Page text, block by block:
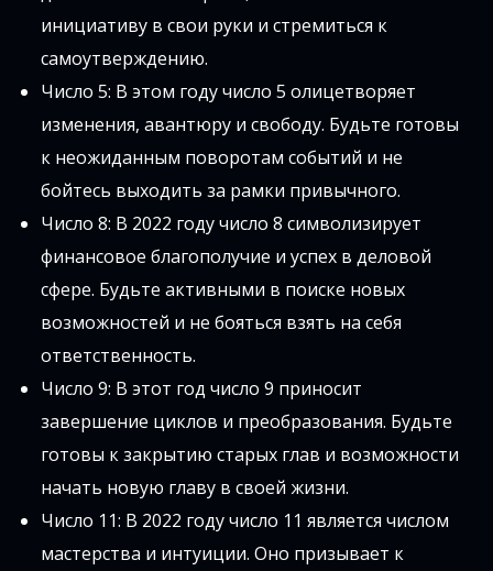
инициативу в свои руки и стремиться к
самоутверждению.
Число 5: В этом году число 5 олицетворяет
изменения, авантюру и свободу. Будьте готовы
к неожиданным поворотам событий и не
бойтесь выходить за рамки привычного.
Число 8: В 2022 году число 8 символизирует
финансовое благополучие и успех в деловой
сфере. Будьте активными в поиске новых
возможностей и не бояться взять на себя
ответственность.
Число 9: В этот год число 9 приносит
завершение циклов и преобразования. Будьте
готовы к закрытию старых глав и возможности
начать новую главу в своей жизни.
Число 11: В 2022 году число 11 является числом
мастерства и интуиции. Оно призывает к